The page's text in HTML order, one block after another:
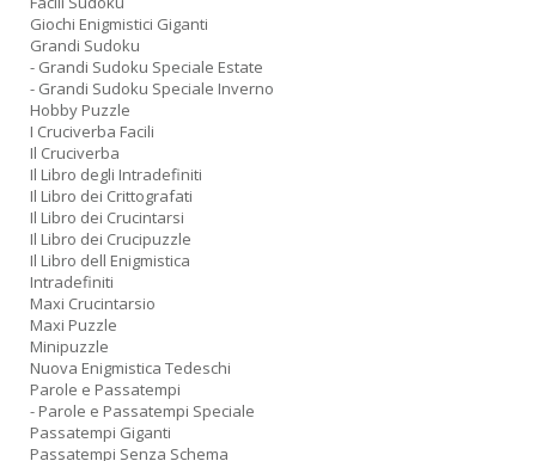
Giochi Enigmistici Giganti
Grandi Sudoku
- Grandi Sudoku Speciale Estate
- Grandi Sudoku Speciale Inverno
Hobby Puzzle
I Cruciverba Facili
Il Cruciverba
Il Libro degli Intradefiniti
Il Libro dei Crittografati
Il Libro dei Crucintarsi
Il Libro dei Crucipuzzle
Il Libro dell Enigmistica
Intradefiniti
Maxi Crucintarsio
Maxi Puzzle
Minipuzzle
Nuova Enigmistica Tedeschi
Parole e Passatempi
- Parole e Passatempi Speciale
Passatempi Giganti
Passatempi Senza Schema